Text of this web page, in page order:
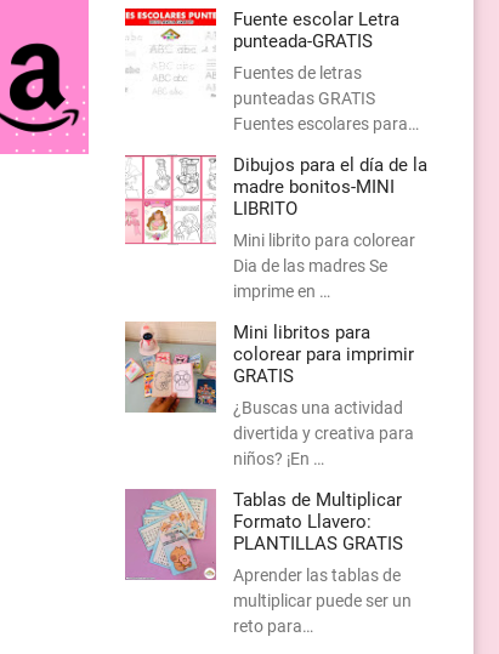
Fuente escolar Letra
punteada-GRATIS
Fuentes de letras
punteadas GRATIS
Fuentes escolares para…
Dibujos para el día de la
madre bonitos-MINI
LIBRITO
Mini librito para colorear
Dia de las madres Se
imprime en …
Mini libritos para
colorear para imprimir
GRATIS
¿Buscas una actividad
divertida y creativa para
niños? ¡En …
Tablas de Multiplicar
Formato Llavero:
PLANTILLAS GRATIS
Aprender las tablas de
multiplicar puede ser un
reto para…